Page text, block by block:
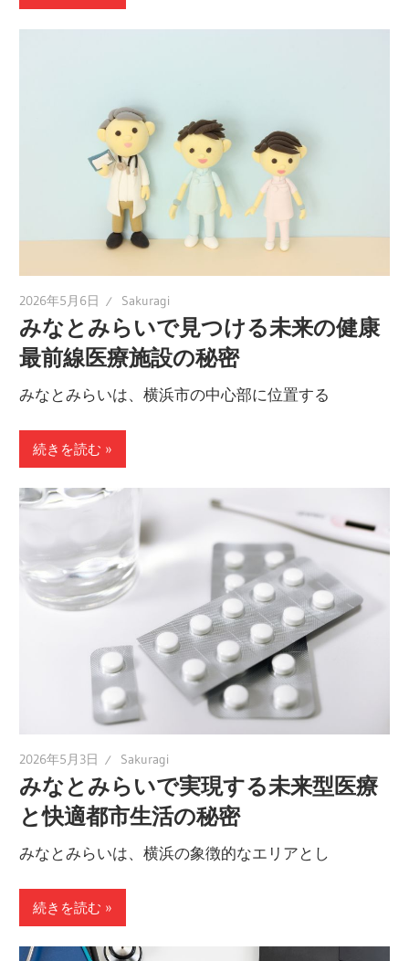
2026年5月6日 Sakuragi
みなとみらいで見つける未来の健康
最前線医療施設の秘密
みなとみらいは、横浜市の中心部に位置する
続きを読む
2026年5月3日 Sakuragi
みなとみらいで実現する未来型医療
と快適都市生活の秘密
みなとみらいは、横浜の象徴的なエリアとし
続きを読む